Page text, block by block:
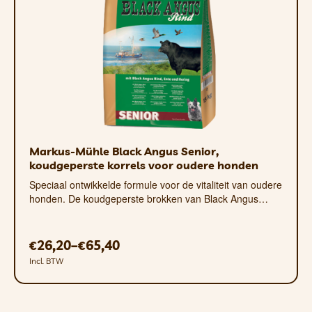
als mangaan(II)oxide 48 mg, zink als
zinkoxide 120 mg
Energie-inhoud:ca. 393 kcal per 100 g
Voedingsadvies
Voor honden (dagelijks):
Gewicht van de hond Hoeveelheid voer
2 kg
50 gram
5 kg
100 gram
7 kg
130 gram
15 kg
260 gram
20kg
Markus-Mühle Black Angus Senior,
koudgeperste korrels voor oudere honden
Speciaal ontwikkelde formule voor de vitaliteit van oudere
honden. De koudgeperste brokken van Black Angus…
€26,20–€65,40
Incl. BTW